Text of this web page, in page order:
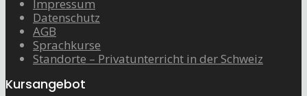
Impressum
Datenschutz
AGB
Sprachkurse
Standorte – Privatunterricht in der Schweiz
Kursangebot